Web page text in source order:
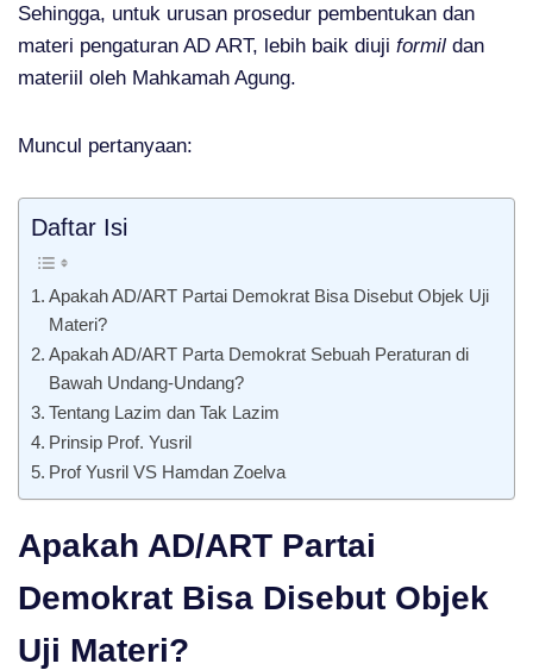
Sehingga, untuk urusan prosedur pembentukan dan
materi pengaturan AD ART, lebih baik diuji formil dan
materiil oleh Mahkamah Agung.
Muncul pertanyaan:
Daftar Isi
Apakah AD/ART Partai Demokrat Bisa Disebut Objek Uji
Materi?
Apakah AD/ART Parta Demokrat Sebuah Peraturan di
Bawah Undang-Undang?
Tentang Lazim dan Tak Lazim
Prinsip Prof. Yusril
Prof Yusril VS Hamdan Zoelva
Apakah AD/ART Partai
Demokrat Bisa Disebut Objek
Uji Materi?